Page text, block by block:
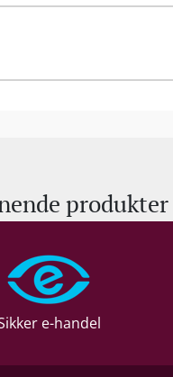
produkter
e-handel